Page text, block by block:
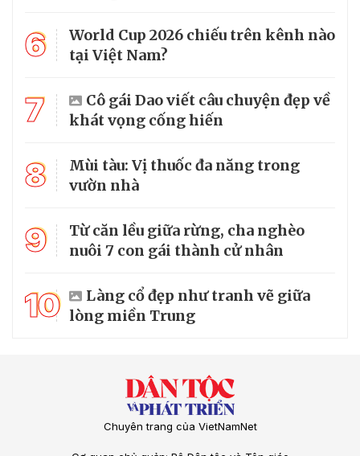
6
World Cup 2026 chiếu trên kênh nào
tại Việt Nam?
7
Cô gái Dao viết câu chuyện đẹp về
khát vọng cống hiến
8
Mùi tàu: Vị thuốc đa năng trong
vườn nhà
9
Từ căn lều giữa rừng, cha nghèo
nuôi 7 con gái thành cử nhân
10
Làng cổ đẹp như tranh vẽ giữa
lòng miền Trung
Chuyên trang của VietNamNet